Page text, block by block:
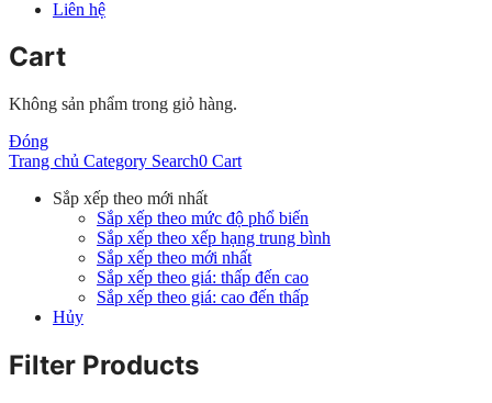
Liên hệ
Cart
Không sản phẩm trong giỏ hàng.
Đóng
Trang chủ Category Search0 Cart
Sắp xếp theo mới nhất
Sắp xếp theo mức độ phổ biến
Sắp xếp theo xếp hạng trung bình
Sắp xếp theo mới nhất
Sắp xếp theo giá: thấp đến cao
Sắp xếp theo giá: cao đến thấp
Hủy
Filter Products